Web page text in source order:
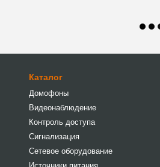
Каталог
Домофоны
Видеонаблюдение
Контроль доступа
Сигнализация
Сетевое оборудование